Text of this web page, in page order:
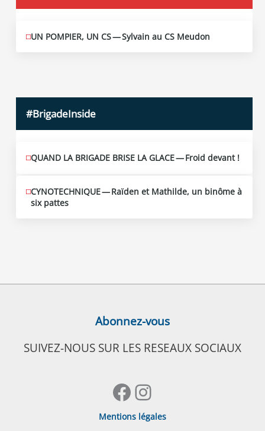
MAI
10
UN POMPIER, UN CS — Sylvain au CS Meudon
#BrigadeInside
QUAND LA BRIGADE BRISE LA GLACE — Froid devant !
CYNOTECHNIQUE — Raïden et Mathilde, un binôme à
six pattes
Abonnez-vous
SUIVEZ-NOUS SUR LES RESEAUX SOCIAUX
Facebook
Instagram
Mentions légales